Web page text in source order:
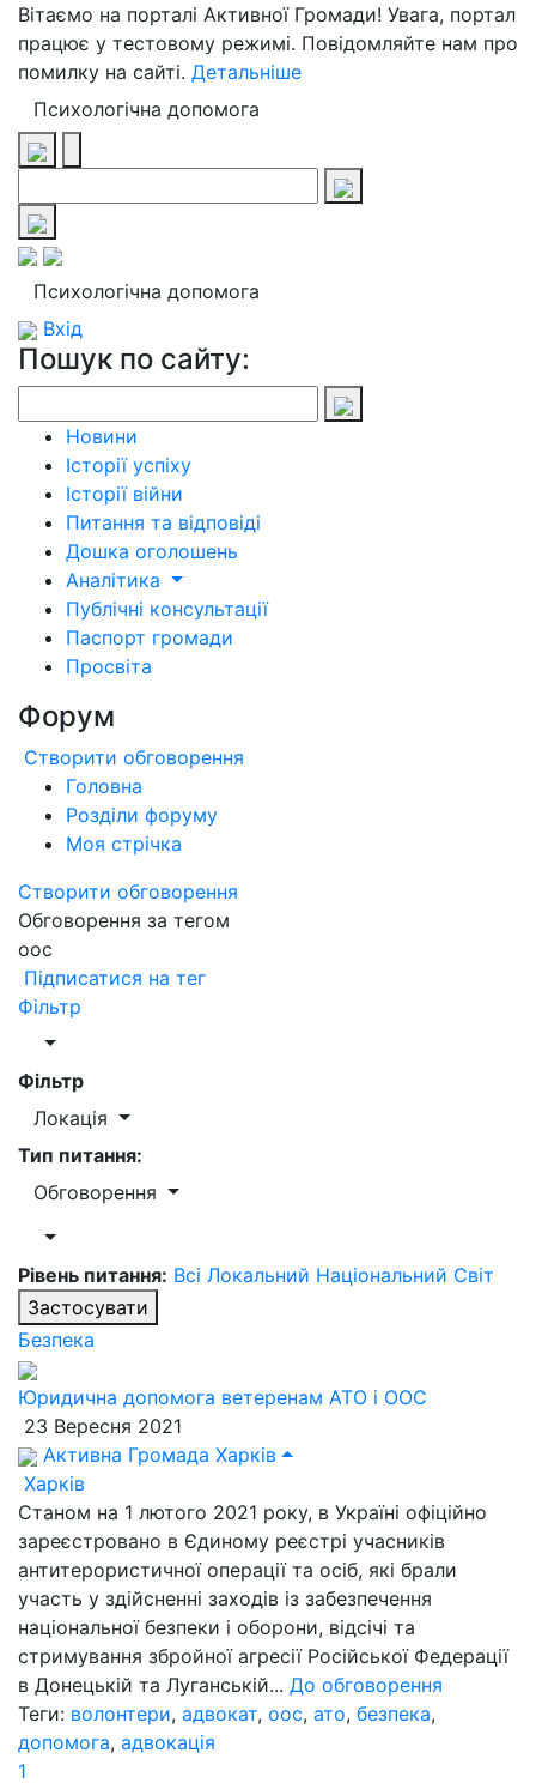
Вітаємо на порталі Активної Громади! Увага, портал
працює у тестовому режимі. Повідомляйте нам про
помилку на сайті. Детальніше
Психологічна допомога
Психологічна допомога
Вхід
Пошук по сайту:
Новини
Історії успіху
Історії війни
Питання та відповіді
Дошка оголошень
Аналітика
Публічні консультації
Паспорт громади
Просвіта
Форум
Створити обговорення
Головна
Розділи форуму
Моя стрічка
Створити обговорення
Обговорення за тегом
оос
Підписатися на тег
Фільтр
Фільтр
Локація
Тип питання:
Обговорення
Рівень питання: Всі Локальний Національний Світ
Застосувати
Безпека
Юридична допомога ветеренам АТО і ООС
23 Вересня 2021
Активна Громада Харків
Харків
Станом на 1 лютого 2021 року, в Україні офіційно
зареєстровано в Єдиному реєстрі учасників
антитерористичної операції та осіб, які брали
участь у здійсненні заходів із забезпечення
національної безпеки і оборони, відсічі та
стримування збройної агресії Російської Федерації
в Донецькій та Луганській... До обговорення
Теги: волонтери, адвокат, оос, ато, безпека,
допомога, адвокація
1